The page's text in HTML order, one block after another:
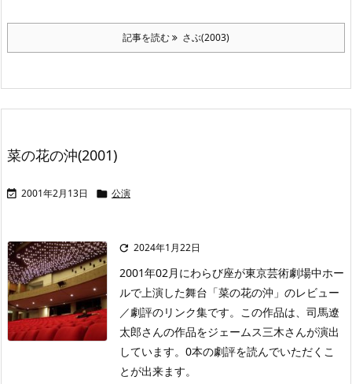
記事を読む さぶ(2003)
菜の花の沖(2001)
 2001年2月13日  公演
 2024年1月22日
2001年02月にわらび座が東京芸術劇場中ホー
ルで上演した舞台「菜の花の沖」のレビュー
／劇評のリンク集です。この作品は、司馬遼
太郎さんの作品をジェームス三木さんが演出
しています。0本の劇評を読んでいただくこ
とが出来ます。